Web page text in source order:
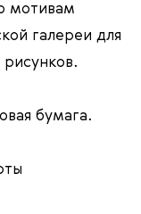
мотивам
галереи для
рисунков.
бумага.